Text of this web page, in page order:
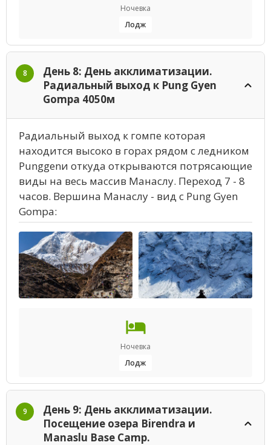
Ночевка
Лодж
8
День 8: День акклиматизации.
Радиальный выход к Pung Gyen
Gompa 4050м
Радиальный выход к гомпе которая
находится высоко в горах рядом с ледником
Punggenи откуда открываются потрясающие
виды на весь массив Манаслу. Переход 7 - 8
часов. Вершина Манаслу - вид с Pung Gyen
Gompa:
Ночевка
Лодж
9
День 9: День акклиматизации.
Посещение озера Birendra и
Manaslu Base Camp.